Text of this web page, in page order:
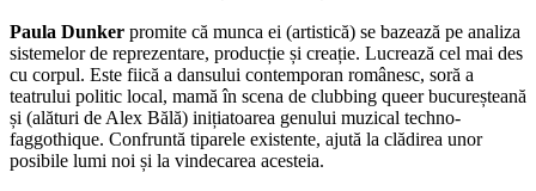
Paula Dunker promite că munca ei (artistică) se bazează pe analiza
sistemelor de reprezentare, producție și creație. Lucrează cel mai des
cu corpul. Este fiică a dansului contemporan românesc, soră a
teatrului politic local, mamă în scena de clubbing queer bucureșteană
și (alături de Alex Bălă) inițiatoarea genului muzical techno-
faggothique. Confruntă tiparele existente, ajută la clădirea unor
posibile lumi noi și la vindecarea acesteia.